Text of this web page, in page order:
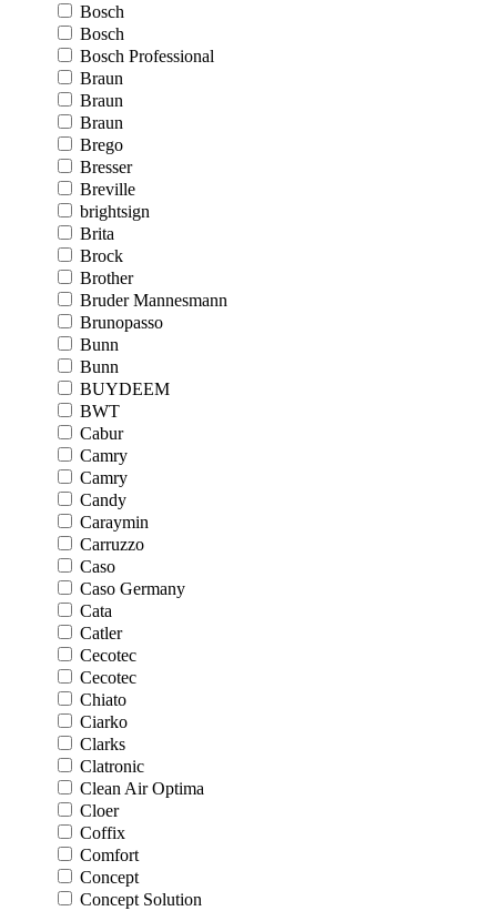
Bosch
Bosch
Bosch Professional
Braun
Braun
Braun
Brego
Bresser
Breville
brightsign
Brita
Brock
Brother
Bruder Mannesmann
Brunopasso
Bunn
Bunn
BUYDEEM
BWT
Cabur
Camry
Camry
Candy
Caraymin
Carruzzo
Caso
Caso Germany
Cata
Catler
Cecotec
Cecotec
Chiato
Ciarko
Clarks
Clatronic
Clean Air Optima
Cloer
Coffix
Comfort
Concept
Concept Solution